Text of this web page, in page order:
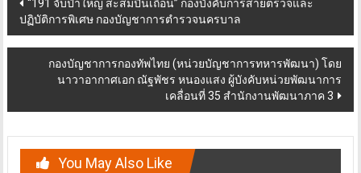
navigation
“191 จับป๋าใหญ่ สะสมปืนเถื่อน” ​กองบังคับการสายตรวจและ
ปฏิบัติการพิเศษ กองบัญชาการตำรวจนครบาล
กองบัญชาการกองทัพไทย (หน่วยบัญชาการทหารพัฒนา) โดย
นาวาอากาศเอก ณัฐพัชร หนองแสง ผู้บังคับหน่วยพัฒนาการ
เคลื่อนที่ 35 สำนักงานพัฒนาภาค 3
You May Also Like